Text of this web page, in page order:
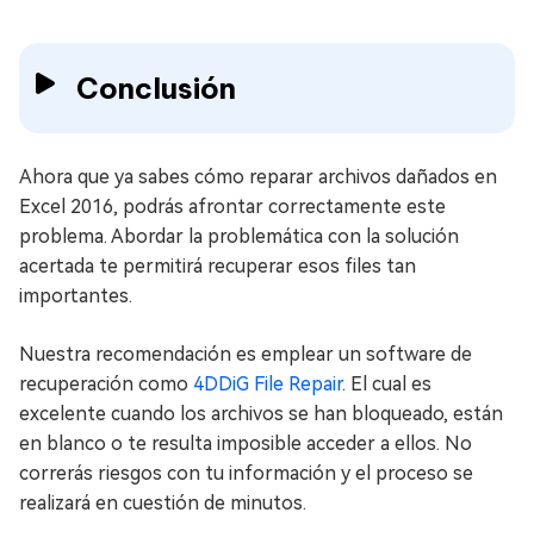
Conclusión
Ahora que ya sabes cómo reparar archivos dañados en
Excel 2016, podrás afrontar correctamente este
problema. Abordar la problemática con la solución
acertada te permitirá recuperar esos files tan
importantes.
Nuestra recomendación es emplear un software de
recuperación como 4DDiG File Repair. El cual es
excelente cuando los archivos se han bloqueado, están
en blanco o te resulta imposible acceder a ellos. No
correrás riesgos con tu información y el proceso se
realizará en cuestión de minutos.